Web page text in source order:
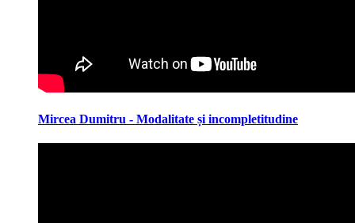
Mircea Dumitru - Modalitate și incompletitudine